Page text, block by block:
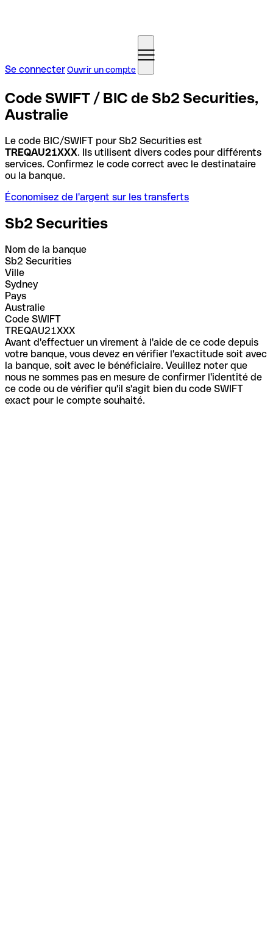
Se connecterOuvrir un compte
Code SWIFT / BIC de Sb2 Securities,
Australie
Le code BIC/SWIFT pour Sb2 Securities est
TREQAU21XXX. Ils utilisent divers codes pour différents
services. Confirmez le code correct avec le destinataire
ou la banque.
Économisez de l'argent sur les transferts
Sb2 Securities
Nom de la banque
Sb2 Securities
Ville
Sydney
Pays
Australie
Code SWIFT
TREQAU21XXX
Avant d'effectuer un virement à l'aide de ce code depuis
votre banque, vous devez en vérifier l'exactitude soit avec
la banque, soit avec le bénéficiaire. Veuillez noter que
nous ne sommes pas en mesure de confirmer l'identité de
ce code ou de vérifier qu'il s'agit bien du code SWIFT
exact pour le compte souhaité.